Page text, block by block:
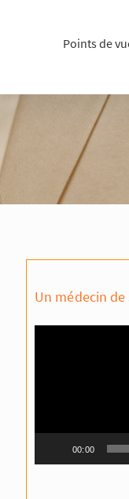
Points de
Un médecin
00:00